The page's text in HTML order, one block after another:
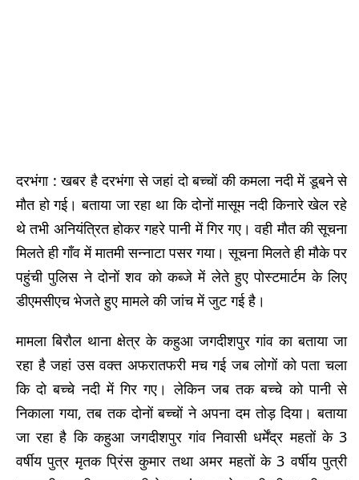
दरभंगा : खबर है दरभंगा से जहां दो बच्चों की कमला नदी में डूबने से
मौत हो गई। बताया जा रहा था कि दोनों मासूम नदी किनारे खेल रहे
थे तभी अनियंत्रित होकर गहरे पानी में गिर गए। वही मौत की सूचना
मिलते ही गाँव में मातमी सन्नाटा पसर गया। सूचना मिलते ही मौके पर
पहुंची पुलिस ने दोनों शव को कब्जे में लेते हुए पोस्टमार्टम के लिए
डीएमसीएच भेजते हुए मामले की जांच में जुट गई है।
मामला बिरौल थाना क्षेत्र के कहुआ जगदीशपुर गांव का बताया जा
रहा है जहां उस वक्त अफरातफरी मच गई जब लोगों को पता चला
कि दो बच्चे नदी में गिर गए। लेकिन जब तक बच्चे को पानी से
निकाला गया, तब तक दोनों बच्चों ने अपना दम तोड़ दिया। बताया
जा रहा है कि कहुआ जगदीशपुर गांव निवासी धर्मेंद्र महतों के 3
वर्षीय पुत्र मृतक प्रिंस कुमार तथा अमर महतों के 3 वर्षीय पुत्री